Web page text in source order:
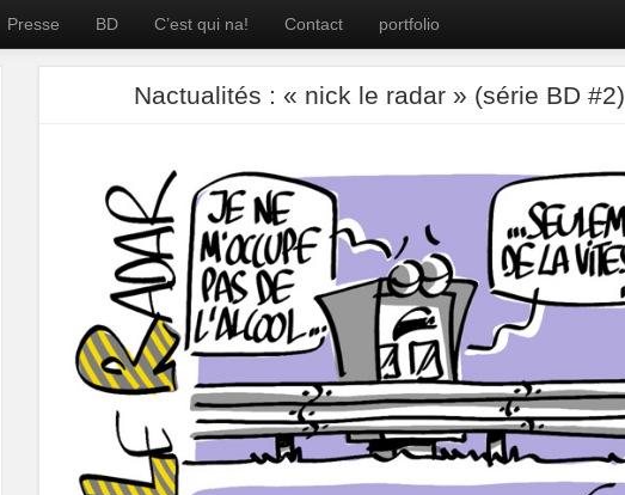
Presse BD C’est qui na! Contact portfolio
Nactualités : « nick le radar » (série BD #2)